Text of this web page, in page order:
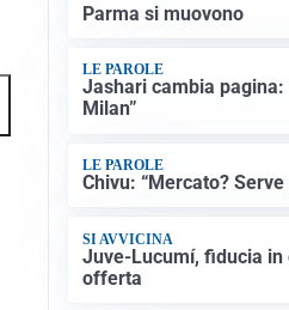
Parma si muovono
LE PAROLE
Jashari cambia pagina:
Milan”
LE PAROLE
Chivu: “Mercato?
SI AVVICINA
Juve-Lucumí, fiducia
offerta